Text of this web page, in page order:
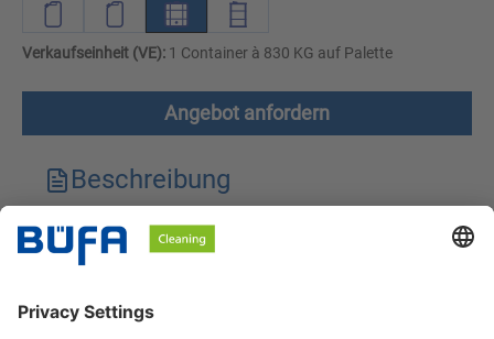
Verkaufseinheit (VE): 1 Container à 830 KG auf Palette
Angebot anfordern
Beschreibung
Technische Merkmale
Sicherheitshinweise